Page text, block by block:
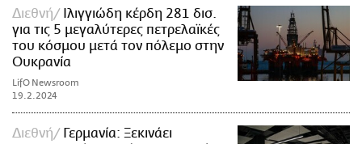
Διεθνή
Ιλιγγιώδη κέρδη 281 δισ.
για τις 5 μεγαλύτερες πετρελαϊκές
του κόσμου μετά τον πόλεμο στην
Ουκρανία
LifO Newsroom
19.2.2024
Διεθνή
Γερμανία: Ξεκινάει